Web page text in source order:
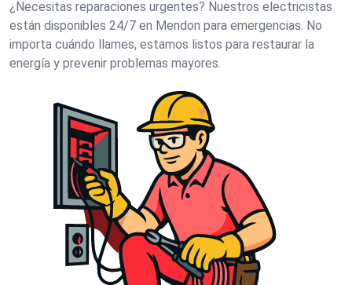
¿Necesitas reparaciones urgentes? Nuestros electricistas
están disponibles 24/7 en Mendon para emergencias. No
importa cuándo llames, estamos listos para restaurar la
energía y prevenir problemas mayores.